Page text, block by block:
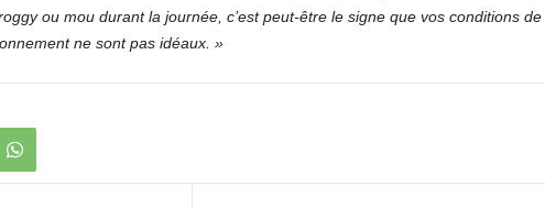
ou mou durant la journée, c’est peut-être le signe que vos conditions de
ne sont pas idéaux. »